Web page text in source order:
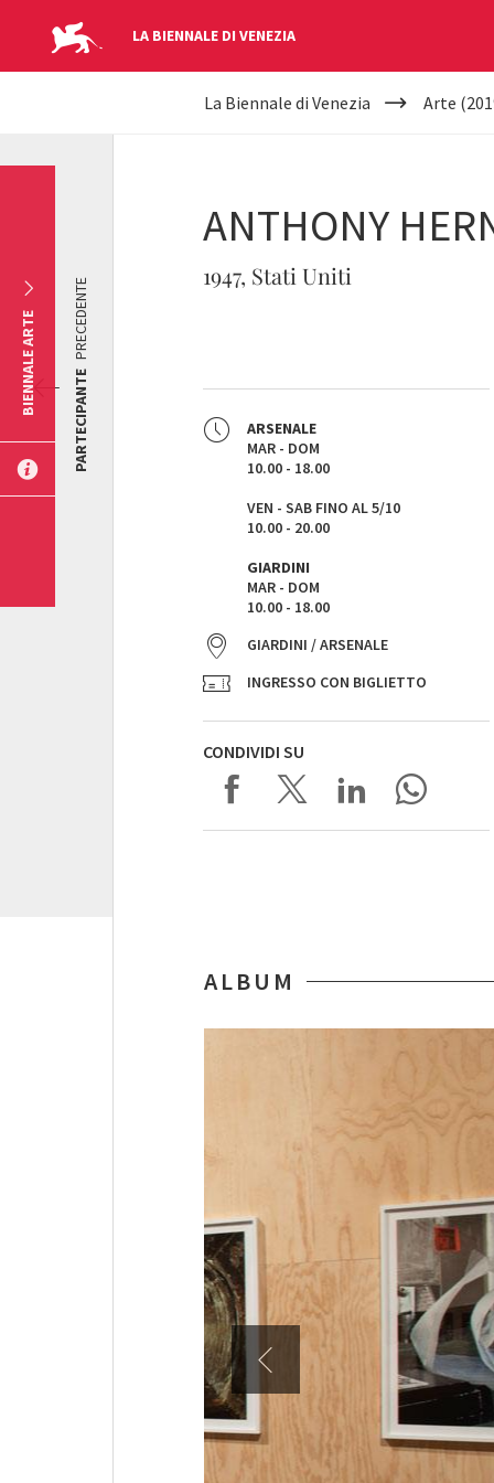
LA BIENNALE DI VENEZIA
YOUR
La Biennale di Venezia Arte
ANTHONY
1947, Stati Uniti
ARSENALE
MAR - DOM
10.00 - 18.00
VEN - SAB FINO AL 5/10
10.00 - 20.00
GIARDINI
MAR - DOM
10.00 - 18.00
GIARDINI / ARSENALE
INGRESSO CON BIGLIETTO
CONDIVIDI SU
PARTECIPANTE
PRECEDENTE
ALBUM
BIENNALE ARTE